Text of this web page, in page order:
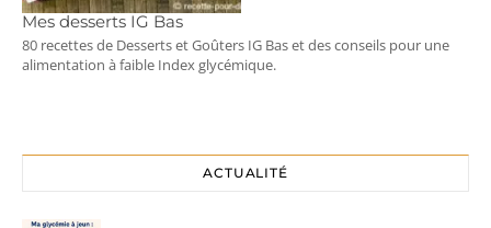
Mes desserts IG Bas
80 recettes de Desserts et Goûters IG Bas et des conseils pour une
alimentation à faible Index glycémique.
ACTUALITÉ